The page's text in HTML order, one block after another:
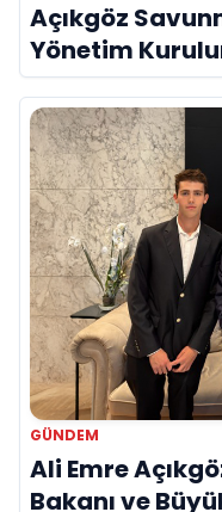
Açıkgöz
Yönetim
Savunma
Vurgusu
GÜNDEM
Ali Emre
Bakanı ve